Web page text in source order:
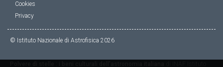
Cookies
Privacy
© Istituto Nazionale di Astrofisica 2026